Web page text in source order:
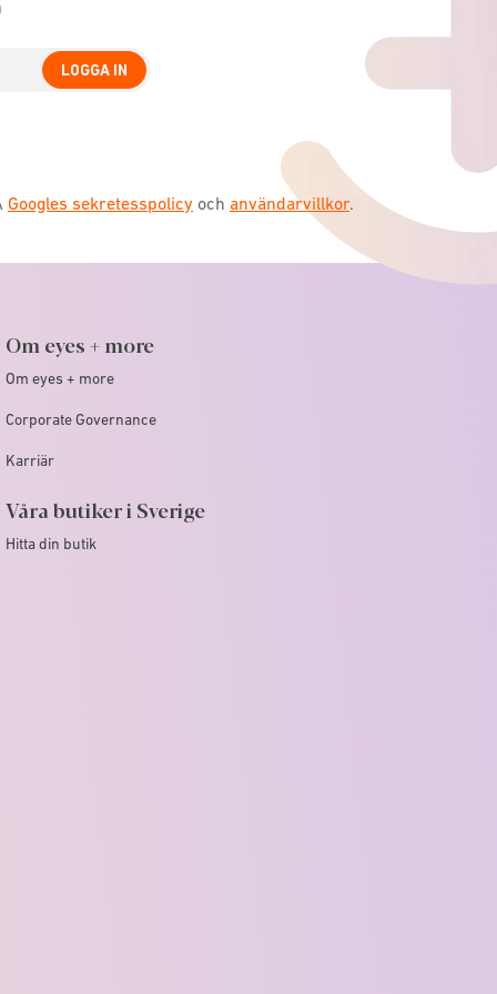
LOGGA IN
Googles sekretesspolicy och användarvillkor.
Om eyes + more
Om eyes + more
Corporate Governance
Karriär
Våra butiker i Sverige
Hitta din butik